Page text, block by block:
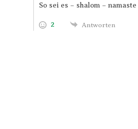
So sei es – shalom –
2 Antworten